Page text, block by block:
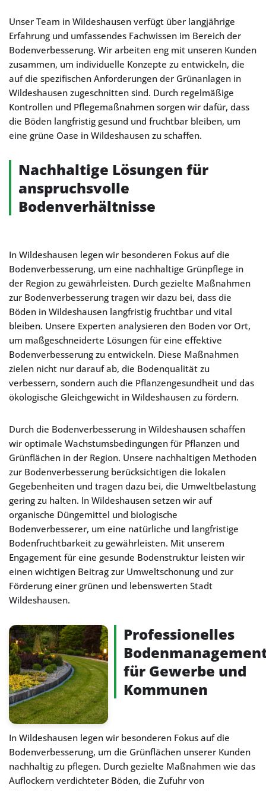
Unser Team in Wildeshausen verfügt über langjährige
Erfahrung und umfassendes Fachwissen im Bereich der
Bodenverbesserung. Wir arbeiten eng mit unseren Kunden
zusammen, um individuelle Konzepte zu entwickeln, die
auf die spezifischen Anforderungen der Grünanlagen in
Wildeshausen zugeschnitten sind. Durch regelmäßige
Kontrollen und Pflegemaßnahmen sorgen wir dafür, dass
die Böden langfristig gesund und fruchtbar bleiben, um
eine grüne Oase in Wildeshausen zu schaffen.
Nachhaltige Lösungen für
anspruchsvolle
Bodenverhältnisse
In Wildeshausen legen wir besonderen Fokus auf die
Bodenverbesserung, um eine nachhaltige Grünpflege in
der Region zu gewährleisten. Durch gezielte Maßnahmen
zur Bodenverbesserung tragen wir dazu bei, dass die
Böden in Wildeshausen langfristig fruchtbar und vital
bleiben. Unsere Experten analysieren den Boden vor Ort,
um maßgeschneiderte Lösungen für eine effektive
Bodenverbesserung zu entwickeln. Diese Maßnahmen
zielen nicht nur darauf ab, die Bodenqualität zu
verbessern, sondern auch die Pflanzengesundheit und das
ökologische Gleichgewicht in Wildeshausen zu fördern.
Durch die Bodenverbesserung in Wildeshausen schaffen
wir optimale Wachstumsbedingungen für Pflanzen und
Grünflächen in der Region. Unsere nachhaltigen Methoden
zur Bodenverbesserung berücksichtigen die lokalen
Gegebenheiten und tragen dazu bei, die Umweltbelastung
gering zu halten. In Wildeshausen setzen wir auf
organische Düngemittel und biologische
Bodenverbesserer, um eine natürliche und langfristige
Bodenfruchtbarkeit zu gewährleisten. Mit unserem
Engagement für eine gesunde Bodenstruktur leisten wir
einen wichtigen Beitrag zur Umweltschonung und zur
Förderung einer grünen und lebenswerten Stadt
Wildeshausen.
Professionelles
für Gewerbe und
Kommunen
In Wildeshausen legen wir besonderen Fokus auf die
Bodenverbesserung, um die Grünflächen unserer Kunden
nachhaltig zu pflegen. Durch gezielte Maßnahmen wie das
Auflockern verdichteter Böden, die Zufuhr von